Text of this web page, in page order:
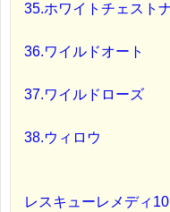
35.ホワイトチェスト
36.ワイルドオート
37.ワイルドローズ
38.ウィロウ
レスキューレメディ